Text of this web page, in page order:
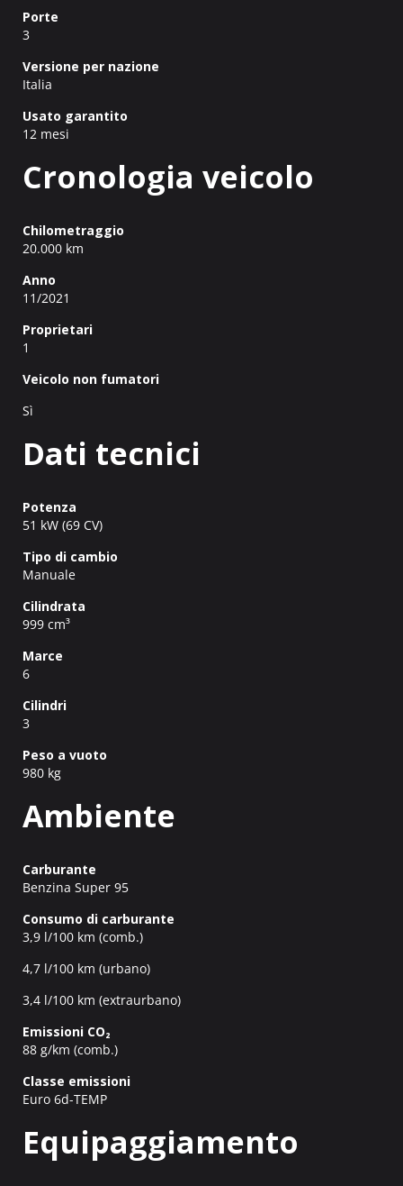
Porte
3
Versione per nazione
Italia
Usato garantito
12 mesi
Cronologia veicolo
Chilometraggio
20.000 km
Anno
11/2021
Proprietari
1
Veicolo non fumatori
Sì
Dati tecnici
Potenza
51 kW (69 CV)
Tipo di cambio
Manuale
Cilindrata
999 cm³
Marce
6
Cilindri
3
Peso a vuoto
980 kg
Ambiente
Carburante
Benzina Super 95
Consumo di carburante
3,9 l/100 km (comb.)
4,7 l/100 km (urbano)
3,4 l/100 km (extraurbano)
Emissioni CO₂
88 g/km (comb.)
Classe emissioni
Euro 6d-TEMP
Equipaggiamento